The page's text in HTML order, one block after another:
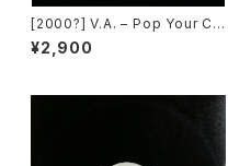
[2000?] V.A. – Pop Your Co
llar / Can't Go For That [No
t On Label][PROMO]
¥2,900